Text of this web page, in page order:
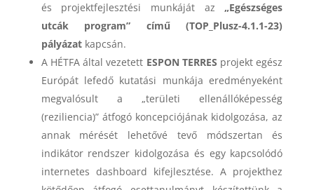
és projektfejlesztési munkáját az„Egészséges
utcák program” című (TOP_Plusz-4.1.1-23)
pályázatkapcsán.
A HÉTFA által vezetett ESPON TERRES projekt egész
Európát lefedő kutatási munkája eredményeként
megvalósult a „területi ellenállóképesség
(reziliencia)” átfogó koncepciójának kidolgozása, az
annak mérését lehetővé tevő módszertan és
indikátor rendszer kidolgozása és egy kapcsolódó
internetes dashboard kifejlesztése. A projekthez